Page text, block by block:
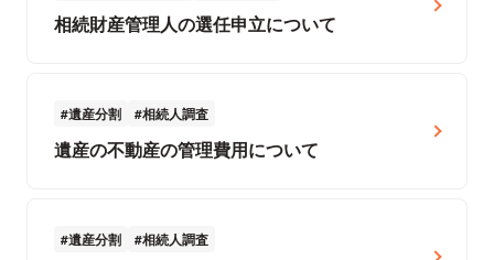
相続財産管理人の選任申立について
遺産分割 相続人調査
遺産の不動産の管理費用について
遺産分割 相続人調査